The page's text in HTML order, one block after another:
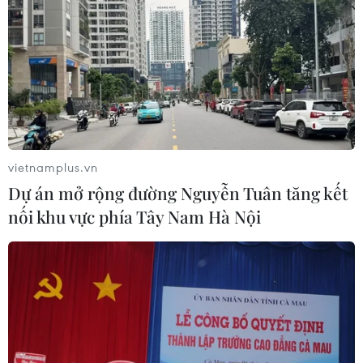
vietnamplus.vn
Dự án mở rộng đường Nguyễn Tuân tăng kết
nối khu vực phía Tây Nam Hà Nội